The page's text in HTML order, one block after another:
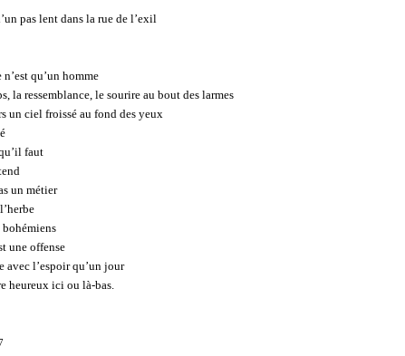
pas lent dans la rue de l’exil
qu’un homme
la ressemblance, le sourire au bout des larmes
un ciel froissé au fond des yeux
faut
un métier
une offense
avec l’espoir qu’un jour
heureux ici ou là-bas.